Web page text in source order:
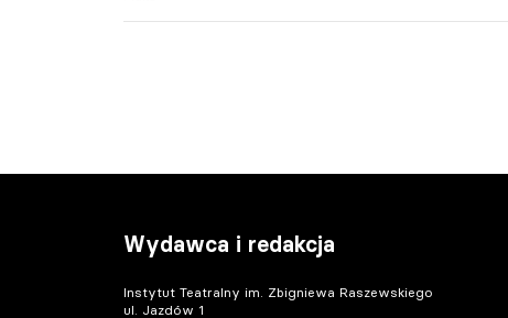
Wydawca i redakcja
Instytut Teatralny im. Zbigniewa Raszewskiego
ul. Jazdów 1